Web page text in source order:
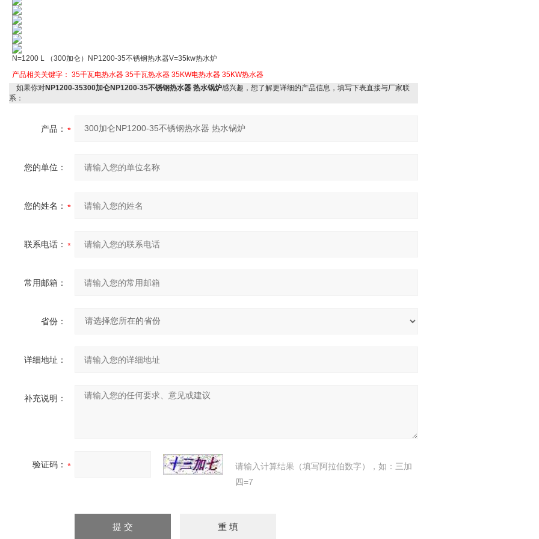
N=1200 L （300加仑）NP1200-35不锈钢热水器V=35kw热水炉
产品相关关键字： 35千瓦电热水器 35千瓦热水器 35KW电热水器 35KW热水器
如果你对NP1200-35300加仑NP1200-35不锈钢热水器 热水锅炉感兴趣，想了解更详细的产品信息，填写下表直接与厂家联
系：
产品：
您的单位：
您的姓名：
联系电话：
常用邮箱：
省份：
详细地址：
补充说明：
验证码：
请输入计算结果（填写阿拉伯数字），如：三加
四=7